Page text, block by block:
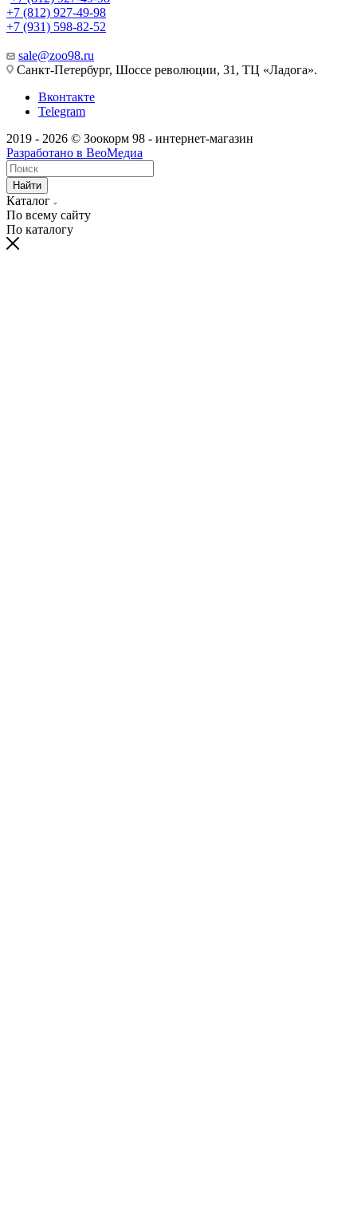
+7 (812) 927-49-98
+7 (931) 598-82-52
sale@zoo98.ru
Санкт-Петербург, Шоссе революции, 31, ТЦ «Ладога».
Вконтакте
Telegram
2019 - 2026 © Зоокорм 98 - интернет-магазин
Разработано в ВеоМедиа
Найти
Каталог
По всему сайту
По каталогу